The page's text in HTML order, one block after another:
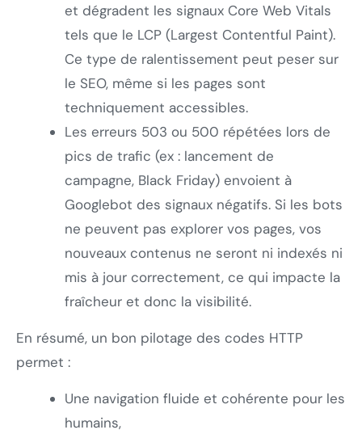
et dégradent les signaux Core Web Vitals
tels que le LCP (Largest Contentful Paint).
Ce type de ralentissement peut peser sur
le SEO, même si les pages sont
techniquement accessibles.
Les erreurs 503 ou 500 répétées lors de
pics de trafic (ex : lancement de
campagne, Black Friday) envoient à
Googlebot des signaux négatifs. Si les bots
ne peuvent pas explorer vos pages, vos
nouveaux contenus ne seront ni indexés ni
mis à jour correctement, ce qui impacte la
fraîcheur et donc la visibilité.
En résumé, un bon pilotage des codes HTTP
permet :
Une navigation fluide et cohérente pour les
humains,